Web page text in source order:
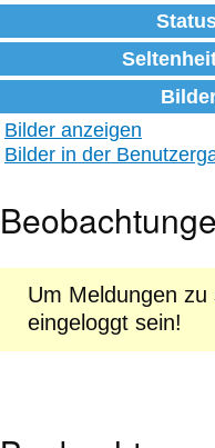
Bilder anzeigen
Bilder in der
Um Meldungen
eingeloggt sein!